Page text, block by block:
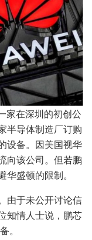
家在深圳的初创公
导体制造厂订购
设备。因美国视华
向该公司。但若鹏
盛顿的限制。
由于未公开讨论信
知情人士说，鹏芯
。